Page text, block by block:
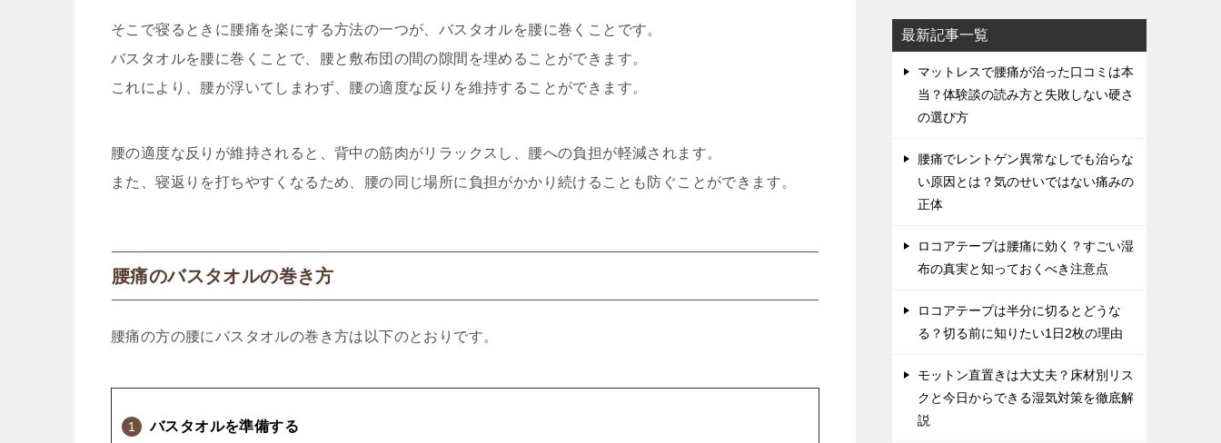
そこで寝るときに腰痛を楽にする方法の一つが、バスタオルを腰に巻くことです。
バスタオルを腰に巻くことで、腰と敷布団の間の隙間を埋めることができます。
これにより、腰が浮いてしまわず、腰の適度な反りを維持することができます。
腰の適度な反りが維持されると、背中の筋肉がリラックスし、腰への負担が軽減されます。
また、寝返りを打ちやすくなるため、腰の同じ場所に負担がかかり続けることも防ぐことができます。
腰痛のバスタオルの巻き方
腰痛の方の腰にバスタオルの巻き方は以下のとおりです。
バスタオルを準備する
最新記事一覧
マットレスで腰痛が治った口コミは本
当？体験談の読み方と失敗しない硬さ
の選び方
腰痛でレントゲン異常なしでも治らな
い原因とは？気のせいではない痛みの
正体
ロコアテープは腰痛に効く？すごい湿
布の真実と知っておくべき注意点
ロコアテープは半分に切るとどうな
る？切る前に知りたい1日2枚の理由
モットン直置きは大丈夫？床材別リス
クと今日からできる湿気対策を徹底解
説